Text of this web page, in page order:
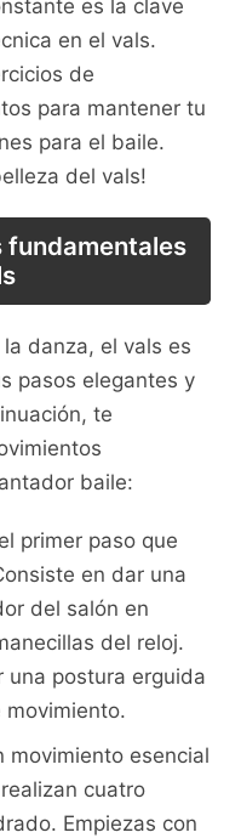
‍es la ⁢clave
en‍ el vals.
de
para ⁤mantener tu
para el baile.
del vals!
fundamentales
danza, el vals es
pasos elegantes y
te
baile:
primer ⁣paso que
en dar una
del salón en
del reloj.
una postura erguida
movimiento ⁢esencial
cuatro
Empiezas con